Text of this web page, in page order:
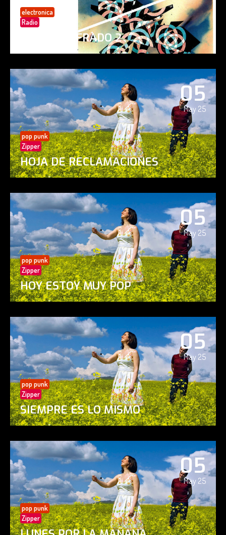
electronica
Radio
PAISAJE CIFRADO 2
05
May 25
pop punk
Zipper
HOJA DE RECLAMACIONES
05
May 25
pop punk
Zipper
HOY ESTOY MUY POP
05
May 25
pop punk
Zipper
SIEMPRE ES LO MISMO
05
May 25
pop punk
Zipper